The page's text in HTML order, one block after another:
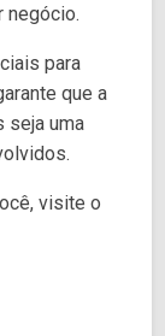
negócio.
para
que a
seja uma
visite o